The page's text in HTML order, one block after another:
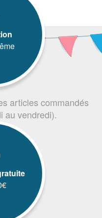
articles commandés
au vendredi).